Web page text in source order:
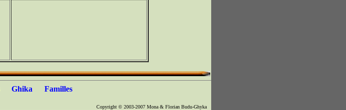
Ghika Familles
Copyright © 2003-2007 Mona & Florian Budu-Ghyka